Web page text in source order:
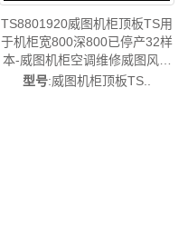
TS8801920威图机柜顶板TS用
于机柜宽800深800已停产32样
本-威图机柜空调维修威图风扇
威图电柜TS8801.920
型号:威图机柜顶板TS..